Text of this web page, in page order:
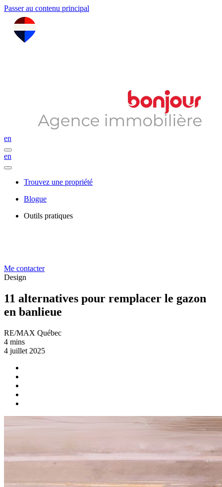
Passer au contenu principal
en
en
Trouvez une propriété
Blogue
Outils pratiques
Me contacter
Design
11 alternatives pour remplacer le gazon
en banlieue
RE/MAX Québec
4 mins
4 juillet 2025